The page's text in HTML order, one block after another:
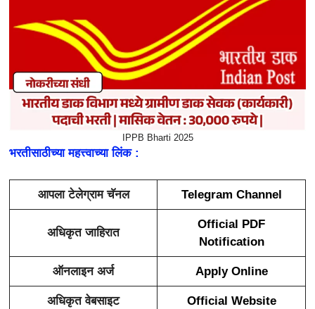
IPPB Bharti 2025
भरतीसाठीच्या महत्त्वाच्या लिंक :
आपला टेलेग्राम चॅनल Telegram Channel
अधिकृत जाहिरात
Official PDF
Notification
ऑनलाइन अर्ज Apply Online
अधिकृत वेबसाइट Official Website